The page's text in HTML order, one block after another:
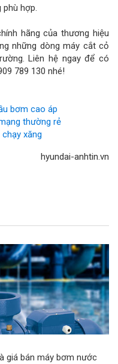
hợp.
hãng của thương hiệu
những dòng máy cắt cỏ
Liên hệ ngay để có
789 130 nhé!
bơm cao áp
thường rẻ
xăng
hyundai-anhtin.vn
giá bán máy bơm nước